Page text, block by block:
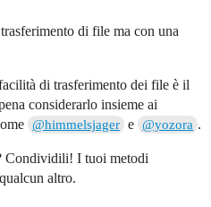
di file ma con una
di trasferimento dei file è il
considerarlo insieme ai
@himmelsjager e @yozora .
Condividili! I tuoi metodi
altro.